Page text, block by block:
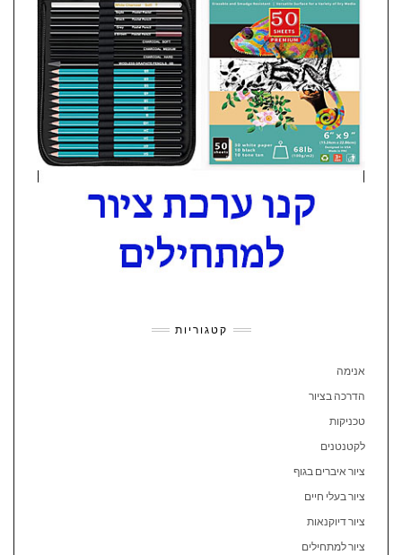
קטגוריות
אנימה
הדרכה בציור
טכניקות
לקטנטנים
ציור איברים בגוף
ציור בעלי חיים
ציור דיוקנאות
ציור למתחילים